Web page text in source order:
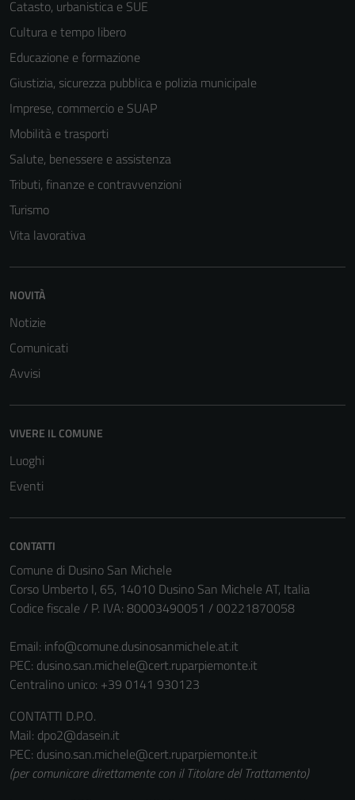
Catasto, urbanistica e SUE
Cultura e tempo libero
Educazione e formazione
Giustizia, sicurezza pubblica e polizia municipale
Imprese, commercio e SUAP
Mobilità e trasporti
Salute, benessere e assistenza
Tributi, finanze e contravvenzioni
Turismo
Vita lavorativa
NOVITÀ
Notizie
Comunicati
Avvisi
VIVERE IL COMUNE
Luoghi
Eventi
CONTATTI
Comune di Dusino San Michele
Corso Umberto I, 65, 14010 Dusino San Michele AT, Italia
Codice fiscale / P. IVA: 80003490051 / 00221870058
Email: info@comune.dusinosanmichele.at.it
PEC: dusino.san.michele@cert.ruparpiemonte.it
Centralino unico: +39 0141 930123
CONTATTI D.P.O.
Mail: dpo2@dasein.it
PEC: dusino.san.michele@cert.ruparpiemonte.it
(per comunicare direttamente con il Titolare del Trattamento)
per il